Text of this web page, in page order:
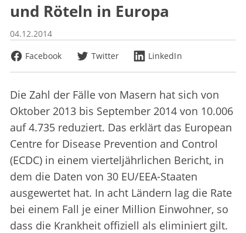
und Röteln in Europa
04.12.2014
Facebook
Twitter LinkedIn
Die Zahl der Fälle von Masern hat sich von
Oktober 2013 bis September 2014 von 10.006
auf 4.735 reduziert. Das erklärt das European
Centre for Disease Prevention and Control
(ECDC) in einem vierteljährlichen Bericht, in
dem die Daten von 30 EU/EEA-Staaten
ausgewertet hat. In acht Ländern lag die Rate
bei einem Fall je einer Million Einwohner, so
dass die Krankheit offiziell als eliminiert gilt.